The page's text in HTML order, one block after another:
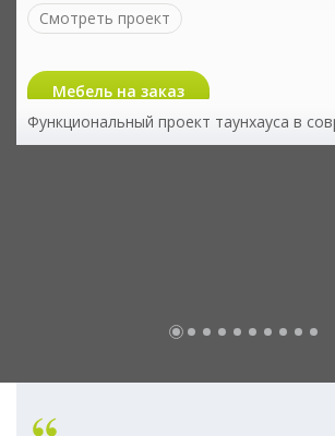
Смотреть проект
Мебель на заказ
Функциональный проект таунхауса в